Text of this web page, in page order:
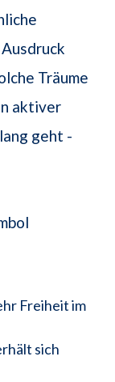
Träume
aktiver
geht -
Freiheit im
sich